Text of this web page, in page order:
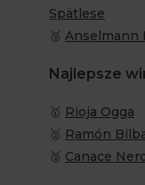
Spätlese
🥉 Anselmann
Najlepsze
🥇 Rioja Ogga
🥈 Ramón
🥉 Canace